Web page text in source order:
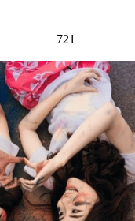
721